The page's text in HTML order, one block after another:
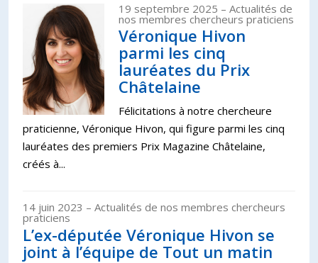
19 septembre 2025 – Actualités de
nos membres chercheurs praticiens
Véronique Hivon
parmi les cinq
lauréates du Prix
Châtelaine
Félicitations à notre chercheure
praticienne, Véronique Hivon, qui figure parmi les cinq
lauréates des premiers Prix Magazine Châtelaine,
créés à...
14 juin 2023 – Actualités de nos membres chercheurs
praticiens
L’ex-députée Véronique Hivon se
joint à l’équipe de Tout un matin